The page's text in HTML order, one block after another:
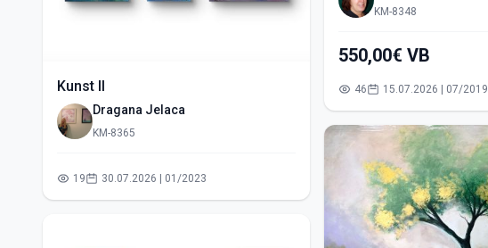
Kunst II
Dragana Jelaca
KM-8365
19 30.07.2026 | 01/2023
KM-8348
550,00€ VB
46 15.07.2026 | 07/2019